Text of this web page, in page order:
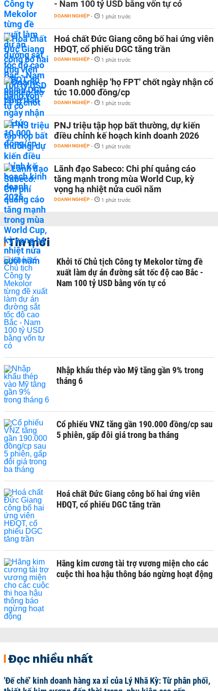
- Nam 100 tỷ USD bằng vốn tự có
DOANH NGHIỆP - 1 phút trước
Hoá chất Đức Giang công bố hai ứng viên
HĐQT, cổ phiếu DGC tăng trần
DOANH NGHIỆP - 1 phút trước
Doanh nghiệp 'họ FPT' chốt ngày nhận cổ
tức 10.000 đồng/cp
DOANH NGHIỆP - 1 phút trước
PNJ triệu tập họp bất thường, dự kiến
điều chỉnh kế hoạch kinh doanh 2026
DOANH NGHIỆP - 1 phút trước
Lãnh đạo Sabeco: Chi phí quảng cáo
tăng mạnh trong mùa World Cup, kỳ
vọng hạ nhiệt nửa cuối năm
DOANH NGHIỆP - 1 phút trước
Tin mới
Khởi tố Chủ tịch Công ty Mekolor từng đề
xuất làm dự án đường sắt tốc độ cao Bắc -
Nam 100 tỷ USD bằng vốn tự có
Nhập khẩu thép vào Mỹ tăng gần 9% trong
tháng 6
Cổ phiếu VNZ tăng gần 190.000 đồng/cp sau
5 phiên, gấp đôi giá trong ba tháng
Hoá chất Đức Giang công bố hai ứng viên
HĐQT, cổ phiếu DGC tăng trần
Hãng kim cương tài trợ vương miện cho các
cuộc thi hoa hậu thông báo ngừng hoạt động
Đọc nhiều nhất
'Đế chế’ kinh doanh hàng xa xỉ của Lý Nhã Kỳ: Từ phân phối,